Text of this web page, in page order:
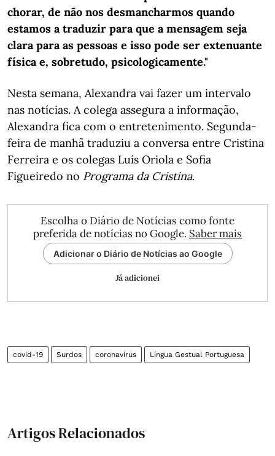
chorar, de não nos desmancharmos quando
estamos a traduzir para que a mensagem seja
clara para as pessoas e isso pode ser extenuante
física e, sobretudo, psicologicamente."
Nesta semana, Alexandra vai fazer um intervalo
nas notícias. A colega assegura a informação,
Alexandra fica com o entretenimento. Segunda-
feira de manhã traduziu a conversa entre Cristina
Ferreira e os colegas Luís Oriola e Sofia
Figueiredo no Programa da Cristina.
Escolha o Diário de Notícias como fonte
preferida de notícias no Google. Saber mais
Adicionar o Diário de Notícias ao Google
Já adicionei
covid-19 Surdos coronavírus Língua Gestual Portuguesa
Artigos Relacionados